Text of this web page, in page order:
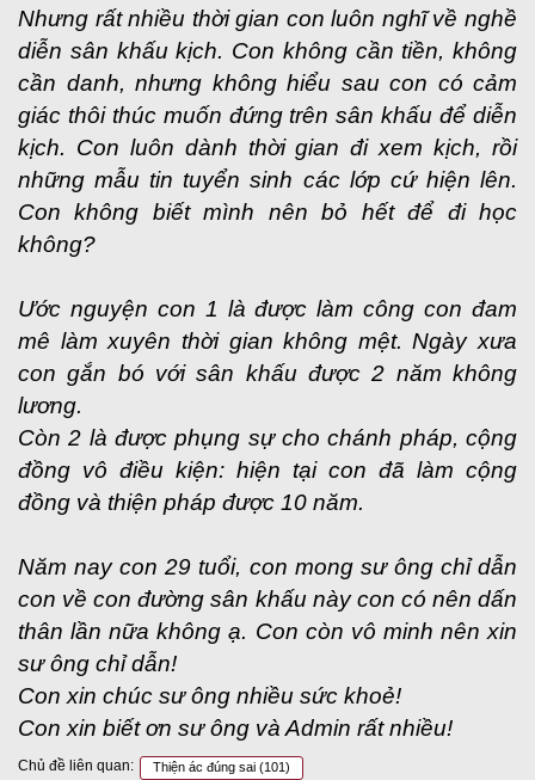
Nhưng rất nhiều thời gian con luôn nghĩ về nghề
diễn sân khấu kịch. Con không cần tiền, không
cần danh, nhưng không hiểu sau con có cảm
giác thôi thúc muốn đứng trên sân khấu để diễn
kịch. Con luôn dành thời gian đi xem kịch, rồi
những mẫu tin tuyển sinh các lớp cứ hiện lên.
Con không biết mình nên bỏ hết để đi học
không?
Ước nguyện con 1 là được làm công con đam
mê làm xuyên thời gian không mệt. Ngày xưa
con gắn bó với sân khấu được 2 năm không
lương.
Còn 2 là được phụng sự cho chánh pháp, cộng
đồng vô điều kiện: hiện tại con đã làm cộng
đồng và thiện pháp được 10 năm.
Năm nay con 29 tuổi, con mong sư ông chỉ dẫn
con về con đường sân khấu này con có nên dấn
thân lần nữa không ạ. Con còn vô minh nên xin
sư ông chỉ dẫn!
Con xin chúc sư ông nhiều sức khoẻ!
Con xin biết ơn sư ông và Admin rất nhiều!
Chủ đề liên quan: Thiện ác đúng sai (101)